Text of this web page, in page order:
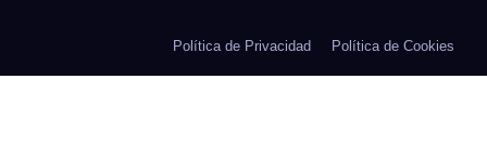
Política de Privacidad Política de Cookies